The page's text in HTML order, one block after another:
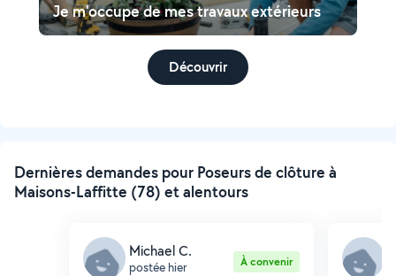
Je m'occupe de mes travaux extérieurs
Découvrir
Dernières demandes pour Poseurs de clôture à
Maisons-Laffitte (78) et alentours
Michael C.
postée hier À convenir